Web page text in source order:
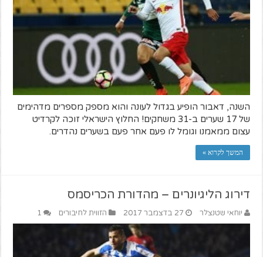
השנה, דאבור הופיע בגדול לעונה והוא מספק מספרים מדהימים
של 17 שערים ב-31 משחקים! החלוץ הישראלי זוכה לקרדיט
עצום ממאמנו וגומל לו פעם אחר פעם בשערים נהדרים.
המשך לקרוא »
דירוג הליגיונרים – מהדורת הכריסמס
יוחאי שטנצלר 27 בדצמבר 2017 הזווית לחיבורים 1